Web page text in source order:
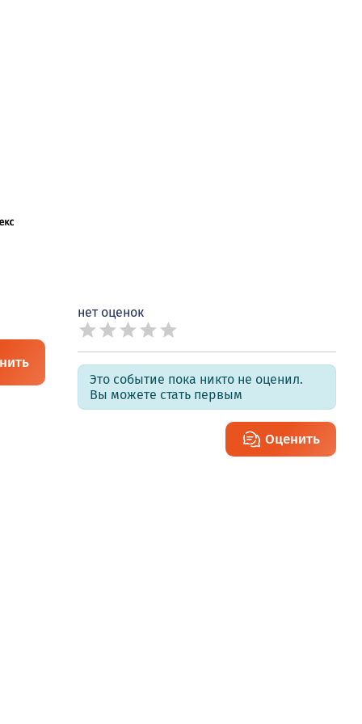
нет оценок
Это событие пока никто не оценил.
Вы можете стать первым
Оценить